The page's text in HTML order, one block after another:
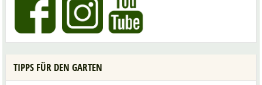
TIPPS FÜR DEN GARTEN